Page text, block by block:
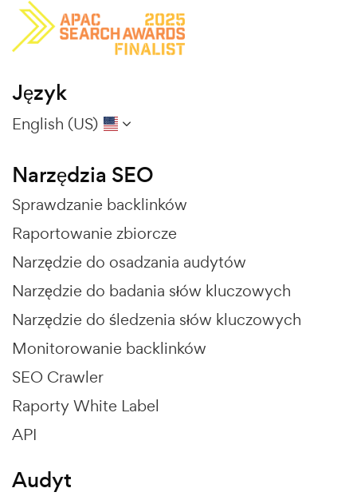
Język
English (US)
Narzędzia SEO
Sprawdzanie backlinków
Raportowanie zbiorcze
Narzędzie do osadzania audytów
Narzędzie do badania słów kluczowych
Narzędzie do śledzenia słów kluczowych
Monitorowanie backlinków
SEO Crawler
Raporty White Label
API
Audyt